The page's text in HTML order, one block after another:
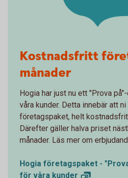
Kostnadsfritt
månader
Hogia har just nu ett "Prova
våra kunder. Detta innebär att
företagspaket, helt
Därefter gäller halva priset
månader. Läs mer om
Hogia företagspaket -
för våra kunder